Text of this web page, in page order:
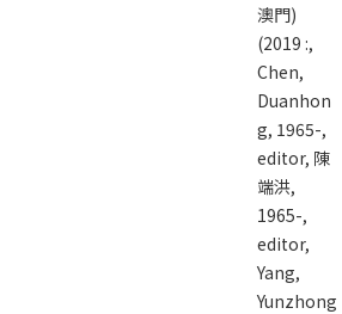
澳門)
(2019 :,
Chen,
Duanhon
g, 1965-,
editor, 陳
端洪,
1965-,
editor,
Yang,
Yunzhong